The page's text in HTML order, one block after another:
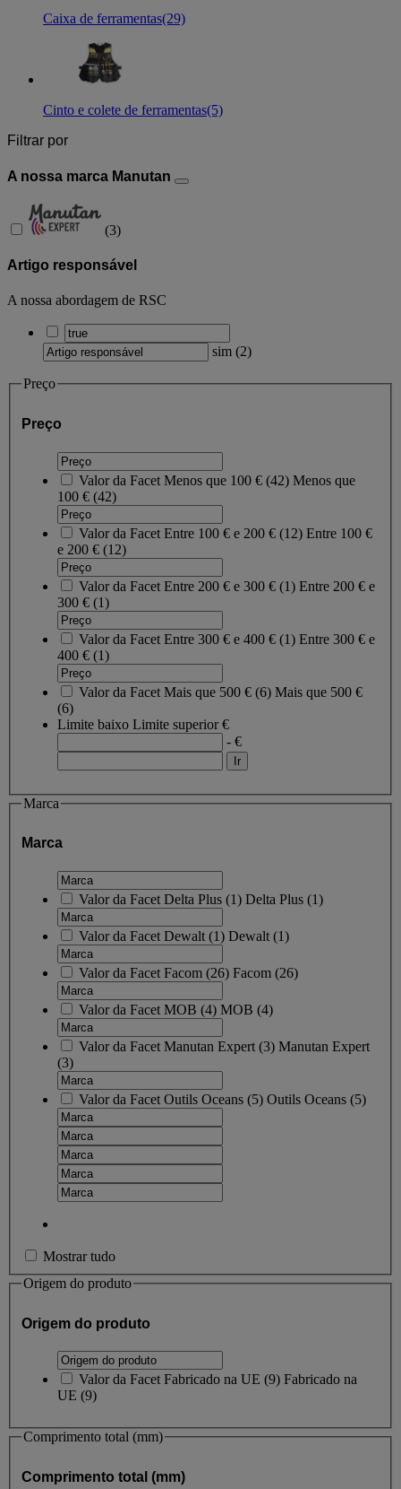
Caixa de ferramentas(29)
Cinto e colete de ferramentas(5)
Filtrar por
A nossa marca Manutan
(3)
Artigo responsável
A nossa abordagem de RSC
sim (2)
Preço
Preço
Valor da Facet Menos que 100 € (42) Menos que
100 € (42)
Valor da Facet Entre 100 € e 200 € (12) Entre 100 €
e 200 € (12)
Valor da Facet Entre 200 € e 300 € (1) Entre 200 € e
300 € (1)
Valor da Facet Entre 300 € e 400 € (1) Entre 300 € e
400 € (1)
Valor da Facet Mais que 500 € (6) Mais que 500 €
(6)
Limite baixo Limite superior€
- €
Marca
Marca
Valor da Facet Delta Plus (1) Delta Plus (1)
Valor da Facet Dewalt (1) Dewalt (1)
Valor da Facet Facom (26) Facom (26)
Valor da Facet MOB (4) MOB (4)
Valor da Facet Manutan Expert (3) Manutan Expert
(3)
Valor da Facet Outils Oceans (5) Outils Oceans (5)
Mostrar tudo
Origem do produto
Origem do produto
Valor da Facet Fabricado na UE (9) Fabricado na
UE (9)
Comprimento total (mm)
Comprimento total (mm)